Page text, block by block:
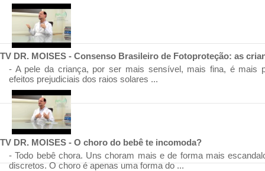
TV DR. MOISES - Consenso Brasileiro de Fotoproteção: as
- A pele da criança, por ser mais sensível, mais fina, é mais
efeitos prejudiciais dos raios solares ...
TV DR. MOISES - O choro do bebê te incomoda?
- Todo bebê chora. Uns choram mais e de forma mais
discretos. O choro é apenas uma forma do ...